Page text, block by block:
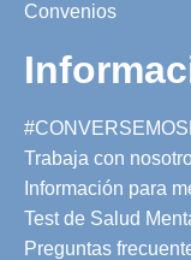
Convenios
Trabaja con
Información para
Test de Salud
Preguntas